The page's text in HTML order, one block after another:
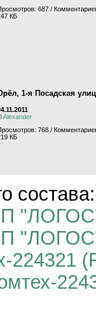
687 /
КБ
1-я Посадская
Alexander
768 /
КБ
состава: